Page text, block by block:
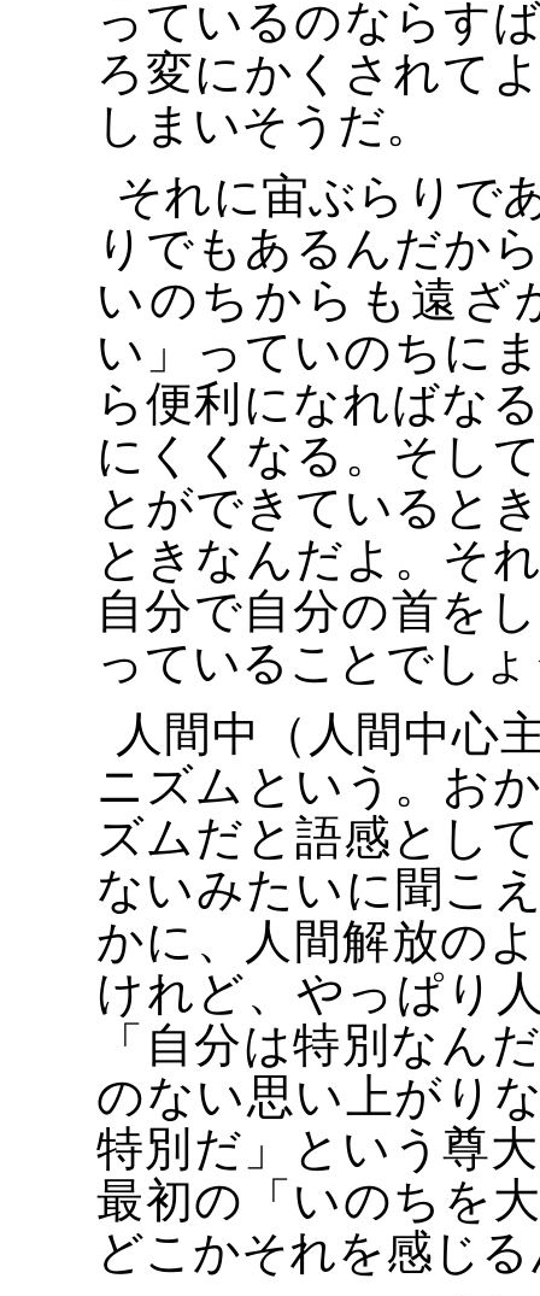
っているのならす
ろ変にかくされて
しまいそうだ。
それに宙ぶらりで
りでもあるんだか
いのちからも遠ざ
い」っていのちに
ら便利になればな
にくくなる。そし
とができていると
ときなんだよ。そ
自分で自分の首を
っていることでし
人間中（人間中心
ニズムという。お
ズムだと語感とし
ないみたいに聞こ
かに、人間解放の
けれど、やっぱり
「自分は特別なん
のない思い上がり
特別だ」という尊
最初の「いのちを
どこかそれを感じ